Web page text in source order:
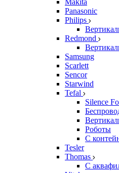
Makita
Panasonic
Philips
Redmond
Samsung
Scarlett
Sencor
Starwind
Tefal
Silence
Роботы
С
Tesler
Thomas
С